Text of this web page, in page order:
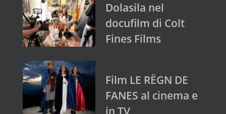
Dolasila nel
docufilm di Colt
Fines Films
Film LE RËGN DE
FANES al cinema e
in TV